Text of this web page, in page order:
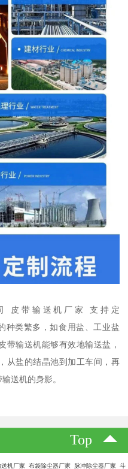
皮带输送机厂家 支持定
种类繁多，如食用盐、工业盐
带输送机能够有效地输送盐，
从盐的结晶池到加工车间，再
送机的身影。
Top
机厂家 布袋除尘器厂家 脉冲除尘器厂家 斗